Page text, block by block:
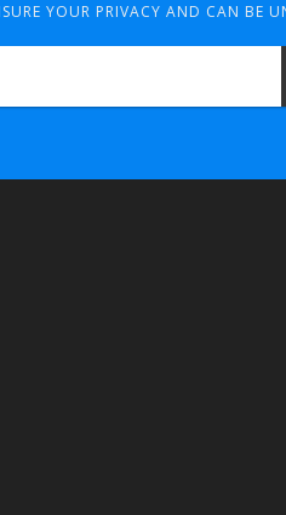
YOUR PRIVACY AND CAN BE